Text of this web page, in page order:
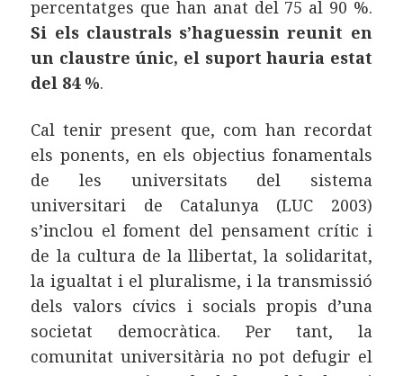
percentatges que han anat del 75 al 90 %.
Si els claustrals s’haguessin reunit en
un claustre únic, el suport hauria estat
del 84 %.
Cal tenir present que, com han recordat
els ponents, en els objectius fonamentals
de les universitats del sistema
universitari de Catalunya (LUC 2003)
s’inclou el foment del pensament crític i
de la cultura de la llibertat, la solidaritat,
la igualtat i el pluralisme, i la transmissió
dels valors cívics i socials propis d’una
societat democràtica. Per tant, la
comunitat universitària no pot defugir el